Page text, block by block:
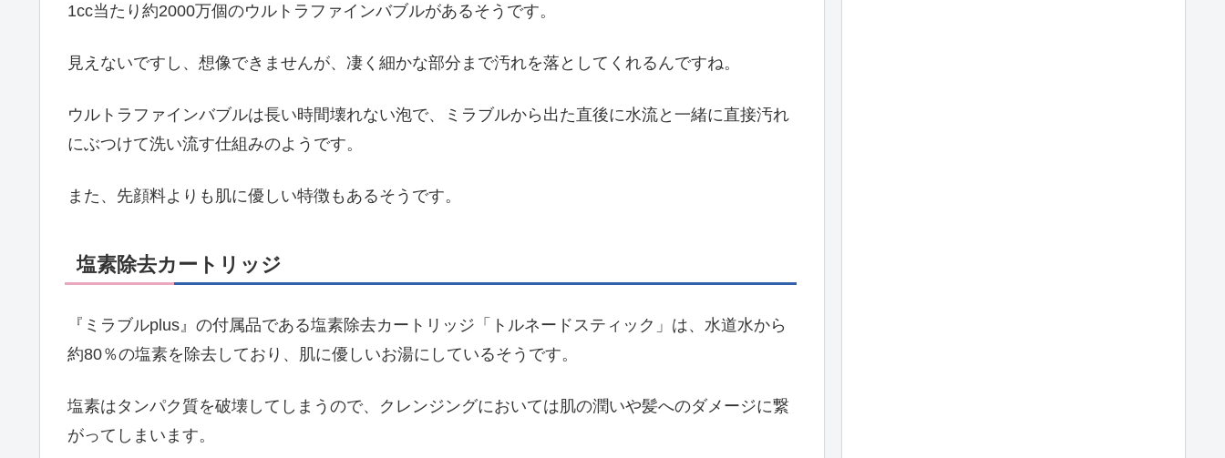
1cc当たり約2000万個のウルトラファインバブルがあるそうです。
見えないですし、想像できませんが、凄く細かな部分まで汚れを落としてくれるんですね。
ウルトラファインバブルは長い時間壊れない泡で、ミラブルから出た直後に水流と一緒に直接汚れ
にぶつけて洗い流す仕組みのようです。
また、先顔料よりも肌に優しい特徴もあるそうです。
塩素除去カートリッジ
『ミラブルplus』の付属品である塩素除去カートリッジ「トルネードスティック」は、水道水から
約80％の塩素を除去しており、肌に優しいお湯にしているそうです。
塩素はタンパク質を破壊してしまうので、クレンジングにおいては肌の潤いや髪へのダメージに繋
がってしまいます。